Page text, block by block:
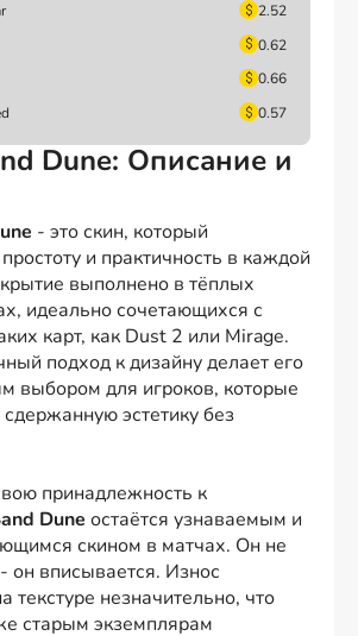
2.52
0.62
0.66
0.57
Dune: Описание и
- это скин, который
и практичность в каждой
выполнено в тёплых
идеально сочетающихся с
карт, как Dust 2 или Mirage.
подход к дизайну делает его
выбором для игроков, которые
эстетику без
принадлежность к
Dune остаётся узнаваемым и
скином в матчах. Он не
он вписывается. Износ
текстуре незначительно, что
старым экземплярам